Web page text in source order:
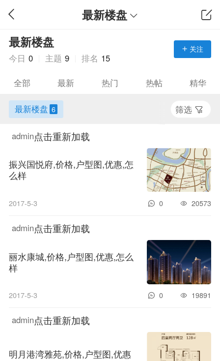
最新楼盘
关注
最新楼盘
今日 0 主题 9 排名 15
全部 最新 热门 热帖 精华
筛选
最新楼盘 6
admin点击重新加载
振兴国悦府,价格,户型图,优惠,怎
么样
2017-5-3 20573
0
admin点击重新加载
丽水康城,价格,户型图,优惠,怎么
样
2017-5-3 19891
0
admin点击重新加载
明月港湾雅苑,价格,户型图,优惠